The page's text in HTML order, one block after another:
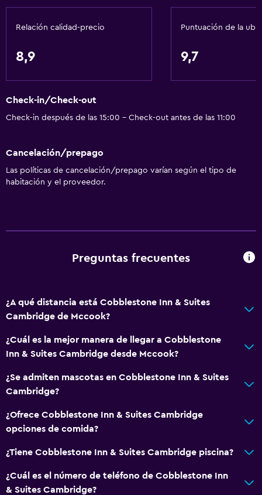
Artículos de aseo gratis
Alarma de humo
Comedor
Bar/lounge
Tetera/cafetera
Máquina expendedora (bebidas)
Máquina expendedora (botanas)
TV de pantalla plana
Biblioteca
Sala de estar/TV compartida
TV por cable o vía satélite
Reproductor de DVD
Accesibilidad y adecuación
Mascotas permitidas bajo consulta (pueden aplicar cargos
Estacionamiento accesible
Relación calidad-precio
8,9
Puntuación de la
9,7
Check-in/Check-out
Check-in después de las 15:00 - Check-out antes de las 11:00
Cancelación/prepago
Las políticas de cancelación/prepago varían según el tipo de
habitación y el proveedor.
Preguntas frecuentes
¿A qué distancia está Cobblestone Inn & Suites
Cambridge de Mccook?
¿Cuál es la mejor manera de llegar a Cobblestone
Inn & Suites Cambridge desde Mccook?
¿Se admiten mascotas en Cobblestone Inn & Suites
Cambridge?
¿Ofrece Cobblestone Inn & Suites Cambridge
opciones de comida?
¿Tiene Cobblestone Inn & Suites Cambridge piscina?
¿Cuál es el número de teléfono de Cobblestone Inn
& Suites Cambridge?